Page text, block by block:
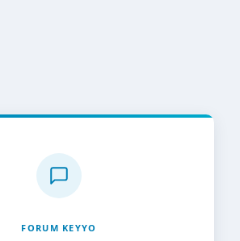
FORUM KEYYO